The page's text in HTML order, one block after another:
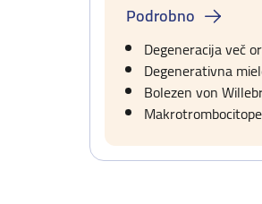
Podrobno
Degeneracija več
Degenerativna
Bolezen von